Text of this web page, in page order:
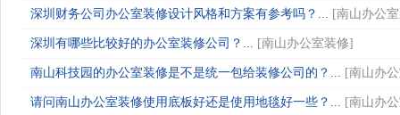
深圳财务公司办公室装修设计风格和方案有参考吗？... [南山办公
深圳有哪些比较好的办公室装修公司？... [南山办公室装修]
南山科技园的办公室装修是不是统一包给装修公司的？... [南山办
请问南山办公室装修使用底板好还是使用地毯好一些？... [南山办